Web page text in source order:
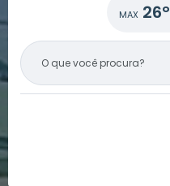
O QUE VOCÊ PROCURA?
26°